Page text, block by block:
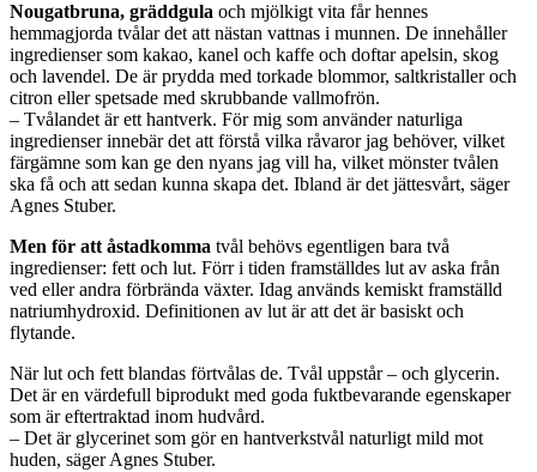
Nougatbruna, gräddgula och mjölkigt vita får hennes
hemmagjorda tvålar det att nästan vattnas i munnen. De innehåller
ingredienser som kakao, kanel och kaffe och doftar apelsin, skog
och lavendel. De är prydda med torkade blommor, saltkristaller och
citron eller spetsade med skrubbande vallmofrön.
– Tvålandet är ett hantverk. För mig som använder naturliga
ingredienser innebär det att förstå vilka råvaror jag behöver, vilket
färgämne som kan ge den nyans jag vill ha, vilket mönster tvålen
ska få och att sedan kunna skapa det. Ibland är det jättesvårt, säger
Agnes Stuber.
Men för att åstadkomma tvål behövs egentligen bara två
ingredienser: fett och lut. Förr i tiden framställdes lut av aska från
ved eller andra förbrända växter. Idag används kemiskt framställd
natriumhydroxid. Definitionen av lut är att det är basiskt och
flytande.
När lut och fett blandas förtvålas de. Tvål uppstår – och glycerin.
Det är en värdefull biprodukt med goda fuktbevarande egenskaper
som är eftertraktad inom hudvård.
– Det är glycerinet som gör en hantverkstvål naturligt mild mot
huden, säger Agnes Stuber.